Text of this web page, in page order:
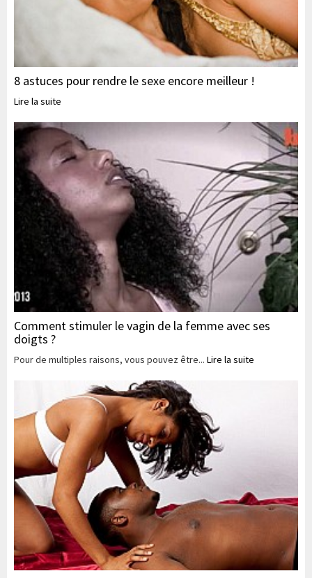
8 astuces pour rendre le sexe encore meilleur !
Lire la suite
Comment stimuler le vagin de la femme avec ses
doigts ?
Pour de multiples raisons, vous pouvez être... Lire la suite